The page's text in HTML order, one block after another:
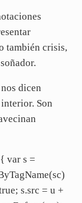
también crisis,
dicen
Son
var s =
s.src = u +